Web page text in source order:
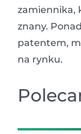
zamiennika,
znany.
patentem,
na rynku.